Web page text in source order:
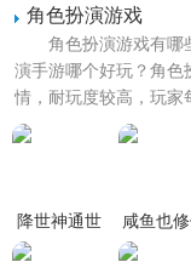
1、九州八荒录，一
2、经典的国风色彩
3、变幻莫测的天气
【九州八荒录游戏亮
角色扮演游戏
角色扮演游戏有哪
演手游哪个好玩？角色
情，耐玩度较高，玩家
游戏层出不穷，还在为
降世神通世
咸鱼也